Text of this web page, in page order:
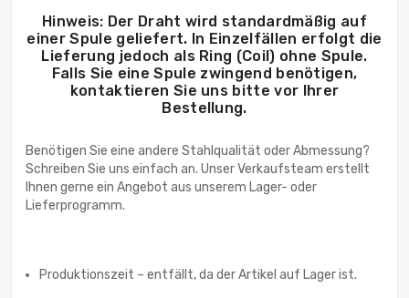
Hinweis: Der Draht wird standardmäßig auf
einer Spule geliefert. In Einzelfällen erfolgt die
Lieferung jedoch als Ring (Coil) ohne Spule.
Falls Sie eine Spule zwingend benötigen,
kontaktieren Sie uns bitte vor Ihrer
Bestellung.
Benötigen Sie eine andere Stahlqualität oder Abmessung?
Schreiben Sie uns einfach an. Unser Verkaufsteam erstellt
Ihnen gerne ein Angebot aus unserem Lager- oder
Lieferprogramm.
Produktionszeit – entfällt, da der Artikel auf Lager ist.